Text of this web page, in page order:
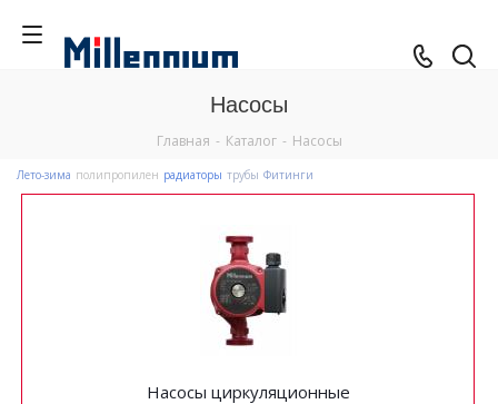
Насосы
Главная - Каталог - Насосы
Лето-зима полипропилен радиаторы трубы Фитинги
Насосы циркуляционные